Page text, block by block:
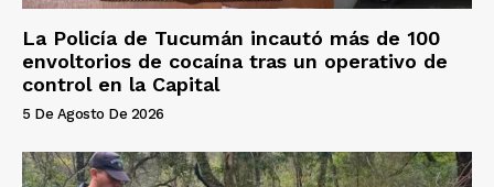
La Policía de Tucumán incautó más de 100
envoltorios de cocaína tras un operativo de
control en la Capital
5 De Agosto De 2026